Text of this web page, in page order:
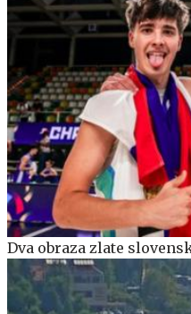
Dva obraza zlate